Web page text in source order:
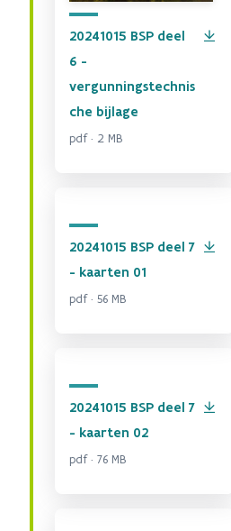
20241015 BSP deel
6 -
vergunningstechnis
che bijlage
pdf · 2 MB
20241015 BSP deel 7
- kaarten 01
pdf · 56 MB
20241015 BSP deel 7
- kaarten 02
pdf · 76 MB